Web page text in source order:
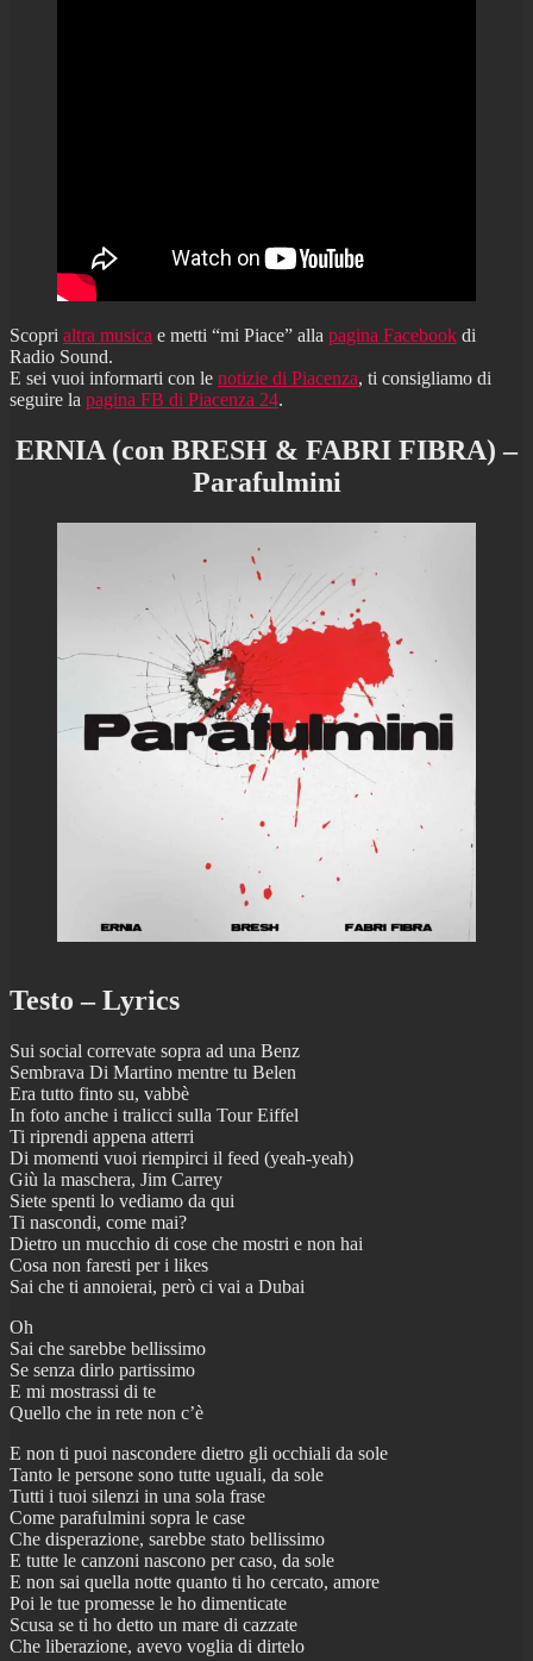
Scopri altra musica e metti “mi Piace” alla pagina Facebook di
Radio Sound.
E sei vuoi informarti con le notizie di Piacenza, ti consigliamo di
seguire la pagina FB di Piacenza 24.
ERNIA (con BRESH & FABRI FIBRA) –
Parafulmini
Testo – Lyrics
Sui social correvate sopra ad una Benz
Sembrava Di Martino mentre tu Belen
Era tutto finto su, vabbè
In foto anche i tralicci sulla Tour Eiffel
Ti riprendi appena atterri
Di momenti vuoi riempirci il feed (yeah-yeah)
Giù la maschera, Jim Carrey
Siete spenti lo vediamo da qui
Ti nascondi, come mai?
Dietro un mucchio di cose che mostri e non hai
Cosa non faresti per i likes
Sai che ti annoierai, però ci vai a Dubai
Oh
Sai che sarebbe bellissimo
Se senza dirlo partissimo
E mi mostrassi di te
Quello che in rete non c’è
E non ti puoi nascondere dietro gli occhiali da sole
Tanto le persone sono tutte uguali, da sole
Tutti i tuoi silenzi in una sola frase
Come parafulmini sopra le case
Che disperazione, sarebbe stato bellissimo
E tutte le canzoni nascono per caso, da sole
E non sai quella notte quanto ti ho cercato, amore
Poi le tue promesse le ho dimenticate
Scusa se ti ho detto un mare di cazzate
Che liberazione, avevo voglia di dirtelo